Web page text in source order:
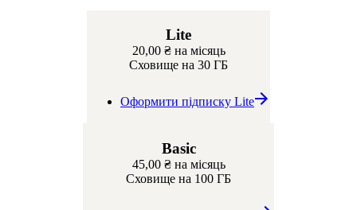
Lite
20,00 ₴на місяць
Сховище на 30 ГБ
Оформити підписку Lite
Basic
45,00 ₴на місяць
Сховище на 100 ГБ